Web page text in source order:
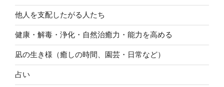
他人を支配したがる人たち
健康・解毒・浄化・自然治癒力・能力を高める
凪の生き様（癒しの時間、園芸・日常など）
占い